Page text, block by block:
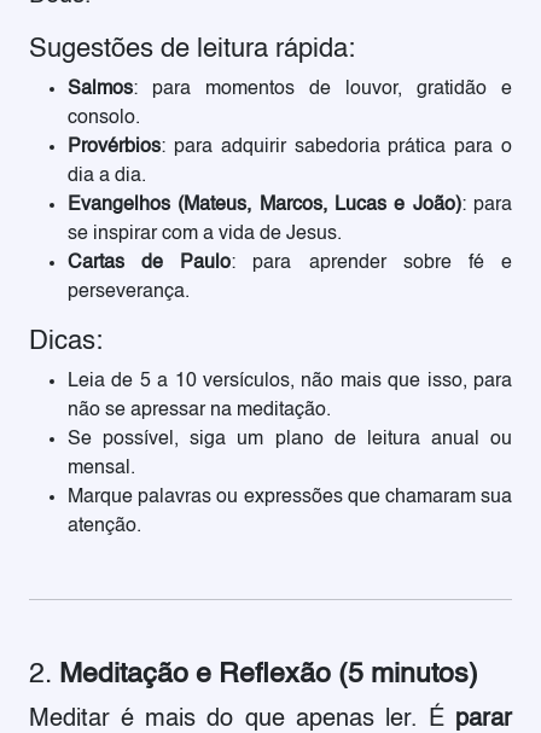
Sugestões de leitura rápida:
Salmos: para momentos de louvor, gratidão e
consolo.
Provérbios: para adquirir sabedoria prática para o
dia a dia.
Evangelhos (Mateus, Marcos, Lucas e João): para
se inspirar com a vida de Jesus.
Cartas de Paulo: para aprender sobre fé e
perseverança.
Dicas:
Leia de 5 a 10 versículos, não mais que isso, para
não se apressar na meditação.
Se possível, siga um plano de leitura anual ou
mensal.
Marque palavras ou expressões que chamaram sua
atenção.
2. Meditação e Reflexão (5 minutos)
Meditar é mais do que apenas ler. É parar